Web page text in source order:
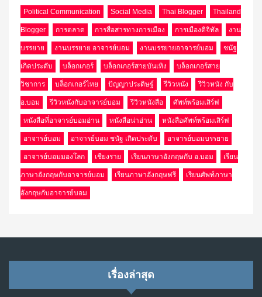
Political Communication Social Media Thai Blogger Thailand
Blogger การตลาด การสื่อสารทางการเมือง การเมืองดิจิทัล งาน
บรรยาย งานบรรยาย อาจารย์บอม งานบรรยายอาจารย์บอม ชนัฐ
เกิดประดับ บล็อกเกอร์ บล็อกเกอร์สายบันเทิง บล็อกเกอร์สาย
วิชาการ บล็อกเกอร์ไทย ปัญญาประดิษฐ์ รีวิวหนัง รีวิวหนัง กับ
อ.บอม รีวิวหนังกับอาจารย์บอม รีวิวหนังสือ ศัพท์พร้อมเสิร์ฟ
หนังสือที่อาจารย์บอมอ่าน หนังสือน่าอ่าน หนังสือศัพท์พร้อมเสิร์ฟ
อาจารย์บอม อาจารย์บอม ชนัฐ เกิดประดับ อาจารย์บอมบรรยาย
อาจารย์บอมมองโลก เชียงราย เรียนภาษาอังกฤษกับ อ.บอม เรียน
ภาษาอังกฤษกับอาจารย์บอม เรียนภาษาอังกฤษฟรี เรียนศัพท์ภาษา
อังกฤษกับอาจารย์บอม
เรื่องล่าสุด